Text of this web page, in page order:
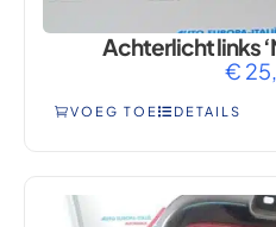
Achterlicht links
€
VOEG TOE DETAILS